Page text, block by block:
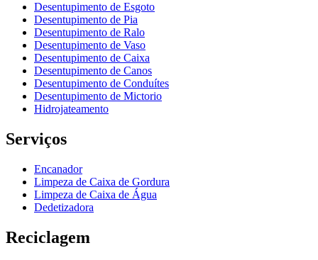
Desentupimento de Esgoto
Desentupimento de Pia
Desentupimento de Ralo
Desentupimento de Vaso
Desentupimento de Caixa
Desentupimento de Canos
Desentupimento de Conduítes
Desentupimento de Mictorio
Hidrojateamento
Serviços
Encanador
Limpeza de Caixa de Gordura
Limpeza de Caixa de Água
Dedetizadora
Reciclagem